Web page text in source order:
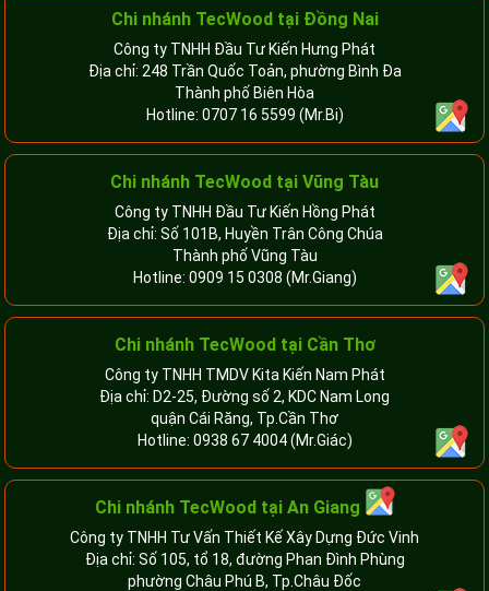
Chi nhánh TecWood tại Đồng Nai
Công ty TNHH Đầu Tư Kiến Hưng Phát
Địa chỉ: 248 Trần Quốc Toản, phường Bình Đa
Thành phố Biên Hòa
Hotline: 0707 16 5599 (Mr.Bi)
Chi nhánh TecWood tại Vũng Tàu
Công ty TNHH Đầu Tư Kiến Hồng Phát
Địa chỉ: Số 101B, Huyền Trân Công Chúa
Thành phố Vũng Tàu
Hotline: 0909 15 0308 (Mr.Giang)
Chi nhánh TecWood tại Cần Thơ
Công ty TNHH TMDV Kita Kiến Nam Phát
Địa chỉ: D2-25, Đường số 2, KDC Nam Long
quận Cái Răng, Tp.Cần Thơ
Hotline: 0938 67 4004(Mr.Giác)
Chi nhánh TecWood tại An Giang
Công ty TNHH Tư Vấn Thiết Kế Xây Dựng Đức Vinh
Địa chỉ: Số 105, tổ 18, đường Phan Đình Phùng
phường Châu Phú B, Tp.Châu Đốc